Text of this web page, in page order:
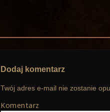
Dodaj komentarz
Twój adres e-mail nie zostanie
Komentarz